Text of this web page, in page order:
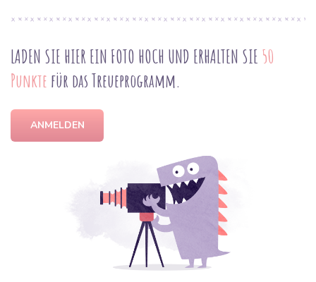
LADEN SIE HIER EIN FOTO HOCH UND ERHALTEN SIE 50
Punkte für das Treueprogramm.
ANMELDEN